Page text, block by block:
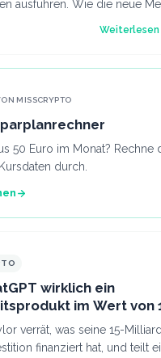
ausführen. Wie die neue
Weiterlesen
MISSCRYPTO
50 Euro im Monat? Rechne
durch.
wirklich ein
im Wert von
Michael Saylor
verrät, was seine 15-
finanziert hat, und teilt